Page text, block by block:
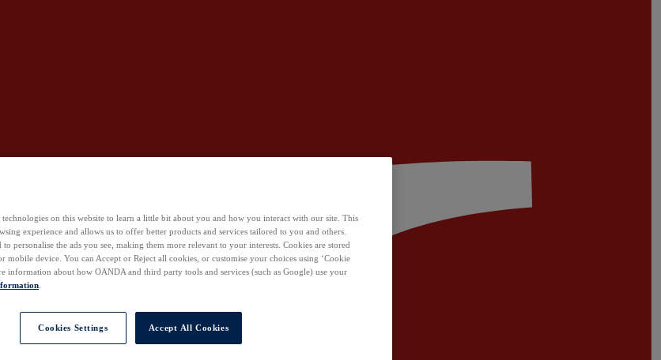
technologies on this website to learn a little bit about you and how you interact with our site. This
experience and allows us to offer better products and services tailored to you and others.
to personalise the ads you see, making them more relevant to your interests. Cookies are stored
mobile device. You can Accept or Reject all cookies, or customise your choices using ‘Cookie
information about how OANDA and third party tools and services (such as Google) use your
Cookies Settings Accept All Cookies